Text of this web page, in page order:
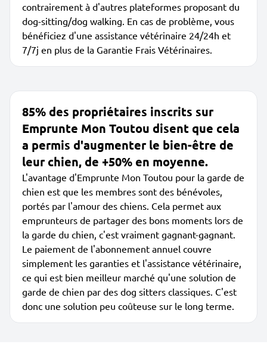
contrairement à d'autres plateformes proposant du
dog-sitting/dog walking. En cas de problème, vous
bénéficiez d'une assistance vétérinaire 24/24h et
7/7j en plus de la Garantie Frais Vétérinaires.
85% des propriétaires inscrits sur
Emprunte Mon Toutou disent que cela
a permis d'augmenter le bien-être de
leur chien, de +50% en moyenne.
L'avantage d'Emprunte Mon Toutou pour la garde de
chien est que les membres sont des bénévoles,
portés par l'amour des chiens. Cela permet aux
emprunteurs de partager des bons moments lors de
la garde du chien, c'est vraiment gagnant-gagnant.
Le paiement de l'abonnement annuel couvre
simplement les garanties et l'assistance vétérinaire,
ce qui est bien meilleur marché qu'une solution de
garde de chien par des dog sitters classiques. C'est
donc une solution peu coûteuse sur le long terme.